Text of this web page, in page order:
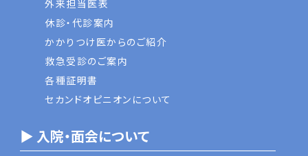
外来担当医表
休診・代診案内
かかりつけ医からのご紹介
救急受診のご案内
各種証明書
セカンドオピニオンについて
▶ 入院・面会について